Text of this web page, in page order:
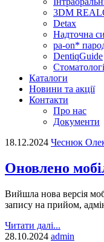
3DM
Detax
Надточна
pa-on*
DentiqGuide
Каталоги
Новини та акції
Контакти
Про нас
Документи
18.12.2024 Чеснюк
Оновлено
Вийшла нова версія
запису на прийом,
Читати далі...
28.10.2024 admin